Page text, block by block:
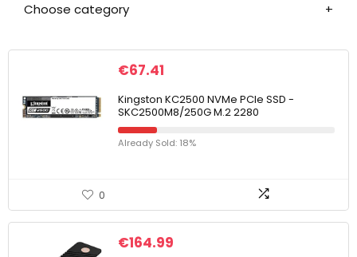
Choose category
€67.41
Kingston KC2500 NVMe PCIe SSD -
SKC2500M8/250G M.2 2280
Already Sold: 18%
0
€164.99